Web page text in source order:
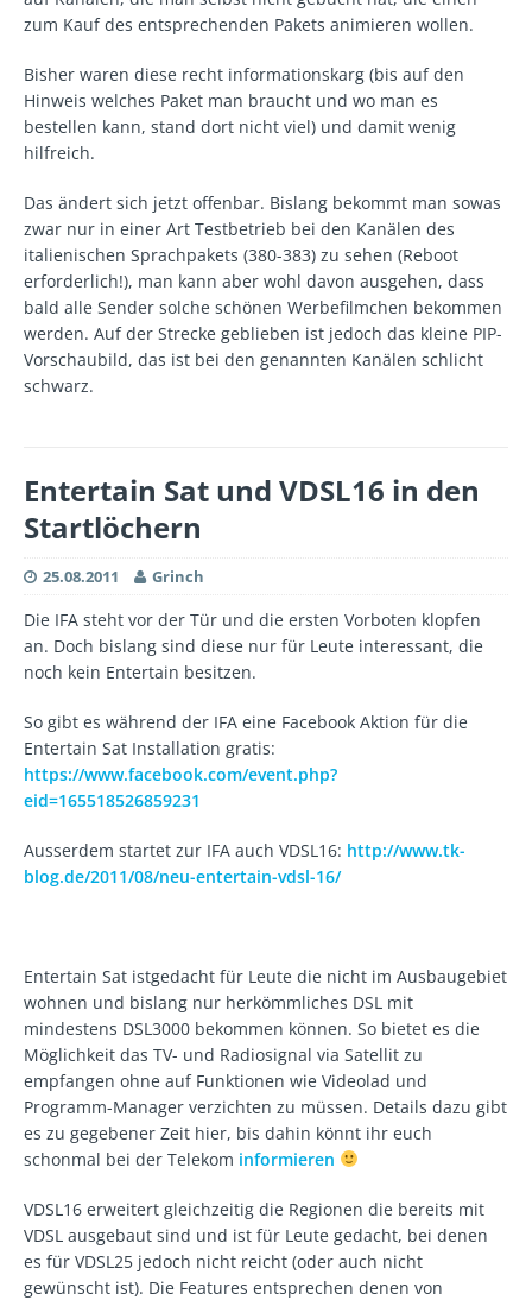
zum Kauf des entsprechenden Pakets animieren wollen.
Bisher waren diese recht informationskarg (bis auf den
Hinweis welches Paket man braucht und wo man es
bestellen kann, stand dort nicht viel) und damit wenig
hilfreich.
Das ändert sich jetzt offenbar. Bislang bekommt man sowas
zwar nur in einer Art Testbetrieb bei den Kanälen des
italienischen Sprachpakets (380-383) zu sehen (Reboot
erforderlich!), man kann aber wohl davon ausgehen, dass
bald alle Sender solche schönen Werbefilmchen bekommen
werden. Auf der Strecke geblieben ist jedoch das kleine PIP-
Vorschaubild, das ist bei den genannten Kanälen schlicht
schwarz.
Entertain Sat und VDSL16 in den
Startlöchern
25.08.2011 Grinch
Die IFA steht vor der Tür und die ersten Vorboten klopfen
an. Doch bislang sind diese nur für Leute interessant, die
noch kein Entertain besitzen.
So gibt es während der IFA eine Facebook Aktion für die
Entertain Sat Installation gratis:
https://www.facebook.com/event.php?
eid=165518526859231
Ausserdem startet zur IFA auch VDSL16: http://www.tk-
blog.de/2011/08/neu-entertain-vdsl-16/
Entertain Sat istgedacht für Leute die nicht im Ausbaugebiet
wohnen und bislang nur herkömmliches DSL mit
mindestens DSL3000 bekommen können. So bietet es die
Möglichkeit das TV- und Radiosignal via Satellit zu
empfangen ohne auf Funktionen wie Videolad und
Programm-Manager verzichten zu müssen. Details dazu gibt
es zu gegebener Zeit hier, bis dahin könnt ihr euch
schonmal bei der Telekom informieren
VDSL16 erweitert gleichzeitig die Regionen die bereits mit
VDSL ausgebaut sind und ist für Leute gedacht, bei denen
es für VDSL25 jedoch nicht reicht (oder auch nicht
gewünscht ist). Die Features entsprechen denen von